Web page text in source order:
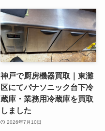
神戸で厨房機器買取｜東灘
区にてパナソニック台下冷
蔵庫・業務用冷蔵庫を買取
しました
2026年7月10日